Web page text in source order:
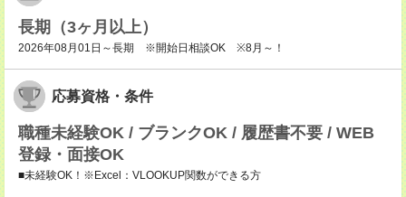
長期（3ヶ月以上）
2026年08月01日～長期 ※開始日相談OK ※8月～！
応募資格・条件
職種未経験OK / ブランクOK / 履歴書不要 / WEB
登録・面接OK
■未経験OK！※Excel：VLOOKUP関数ができる方